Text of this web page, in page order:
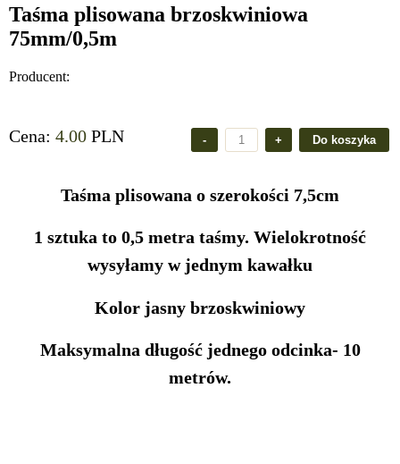
Taśma plisowana brzoskwiniowa
75mm/0,5m
Producent:
Cena: 4.00 PLN
Taśma plisowana o szerokości 7,5cm
1 sztuka to 0,5 metra taśmy. Wielokrotność
wysyłamy w jednym kawałku
Kolor jasny brzoskwiniowy
Maksymalna długość jednego odcinka- 10
metrów.